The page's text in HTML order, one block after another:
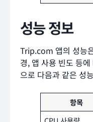
성능 정보
Trip.com 앱의 성능
경, 앱 사용 빈도 등
으로 다음과 같은 성
항목